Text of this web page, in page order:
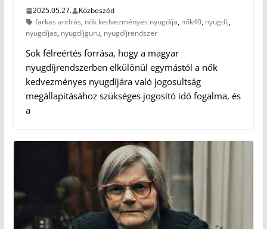
2025.05.27.
Közbeszéd
farkas andrás, nők kedvezményes nyugdíja, nők40, nyugdíj,
nyugdíjas, nyugdíjguru, nyugdíjrendszer
Sok félreértés forrása, hogy a magyar
nyugdíjrendszerben elkülönül egymástól a nők
kedvezményes nyugdíjára való jogosultság
megállapításához szükséges jogosító idő fogalma, és
a